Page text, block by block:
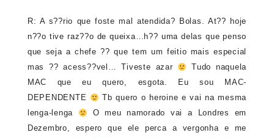
R: A s??rio que foste mal atendida? Bolas. At?? hoje
n??o tive raz??o de queixa…h?? uma delas que penso
que seja a chefe ?? que tem um feitio mais especial
mas ?? acess??vel… Tiveste azar
Tudo naquela
MAC que eu quero, esgota. Eu sou MAC-
DEPENDENTE
Tb quero o heroine e vai na mesma
lenga-lenga
O meu namorado vai a Londres em
Dezembro, espero que ele perca a vergonha e me